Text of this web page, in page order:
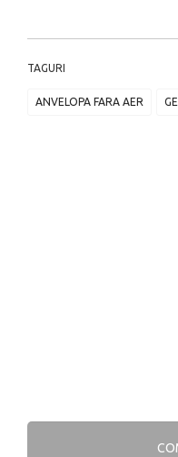
TAGURI
ANVELOPA FARA AER